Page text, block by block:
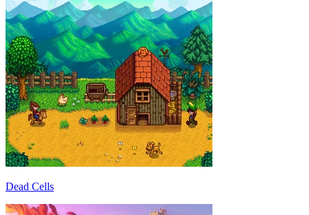
Dead Cells